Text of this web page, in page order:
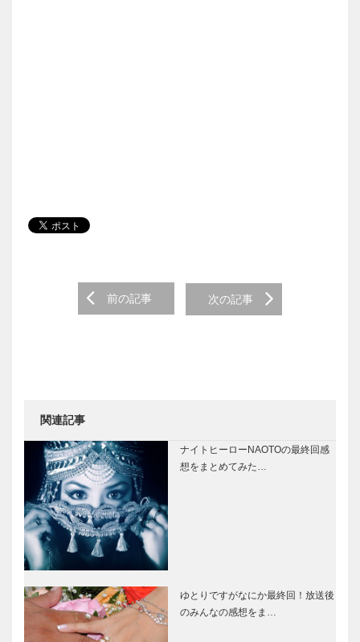
Post navigation
前の記事 次の記事
関連記事
ナイトヒーローNAOTOの最終回感
想をまとめてみた…
ゆとりですがなにか最終回！放送後
のみんなの感想をま…